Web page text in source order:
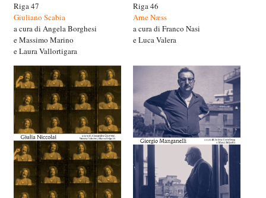
Riga 47
Giuliano Scabia
a cura di Angela Borghesi
e Massimo Marino
e Laura Vallortigara
Riga 46
Arne Næss
a cura di Franco Nasi
e Luca Valera